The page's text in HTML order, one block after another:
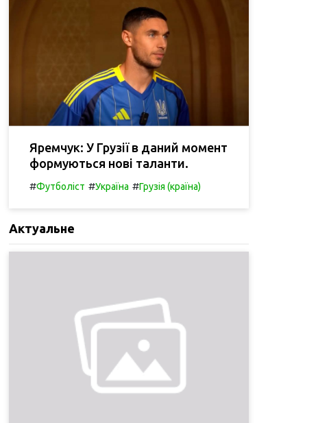
Яремчук: У Грузії в даний момент
формуються нові таланти.
#Футболіст #Україна #Грузія (країна)
Актуальне